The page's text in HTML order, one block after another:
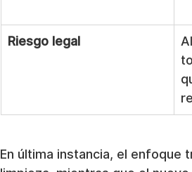
Riesgo legal
En última instancia, el enfoque